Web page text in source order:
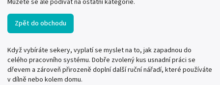
Zpět do obchodu
Když vybíráte sekery, vyplatí se myslet na to, jak zapadnou do
celého pracovního systému. Dobře zvolený kus usnadní práci se
dřevem a zároveň přirozeně doplní další ruční nářadí, které používáte
v dílně nebo kolem domu.